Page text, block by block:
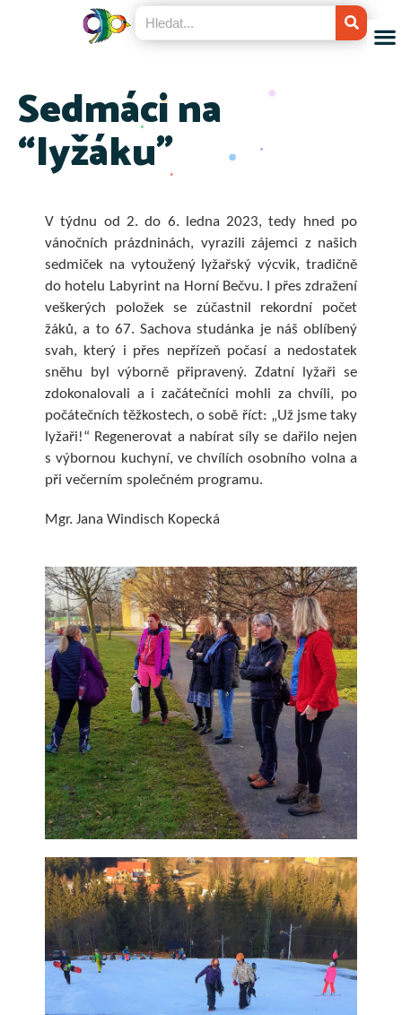
Sedmáci na
“lyžáku”
V týdnu od 2. do 6. ledna 2023, tedy hned po
vánočních prázdninách, vyrazili zájemci z našich
sedmiček na vytoužený lyžařský výcvik, tradičně
do hotelu Labyrint na Horní Bečvu. I přes zdražení
veškerých položek se zúčastnil rekordní počet
žáků, a to 67. Sachova studánka je náš oblíbený
svah, který i přes nepřízeň počasí a nedostatek
sněhu byl výborně připravený. Zdatní lyžaři se
zdokonalovali a i začátečníci mohli za chvíli, po
počátečních těžkostech, o sobě říct: „Už jsme taky
lyžaři!“ Regenerovat a nabírat síly se dařilo nejen
s výbornou kuchyní, ve chvílích osobního volna a
při večerním společném programu.
Mgr. Jana Windisch Kopecká